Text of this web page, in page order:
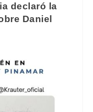
declaró la
Daniel